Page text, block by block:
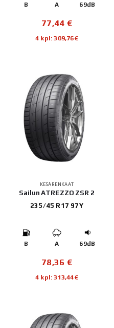
B A 69dB
77,44 €
4 kpl: 309,76€
KESÄRENKAAT
Sailun ATREZZO ZSR 2
235/45 R17 97Y
B A 69dB
78,36 €
4 kpl: 313,44€